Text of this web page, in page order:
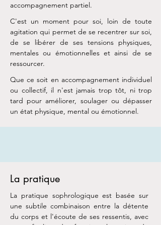
accompagnement partiel.
C'est un moment pour soi, loin de toute
agitation qui permet de se recentrer sur soi,
de se libérer de ses tensions physiques,
mentales ou émotionnelles et ainsi de se
ressourcer.
Que ce soit en accompagnement individuel
ou collectif, il n'est jamais trop tôt, ni trop
tard pour améliorer, soulager ou dépasser
un état physique, mental ou émotionnel.
La pratique
La pratique sophrologique est basée sur
une subtile combinaison entre la détente
du corps et l'écoute de ses ressentis, avec